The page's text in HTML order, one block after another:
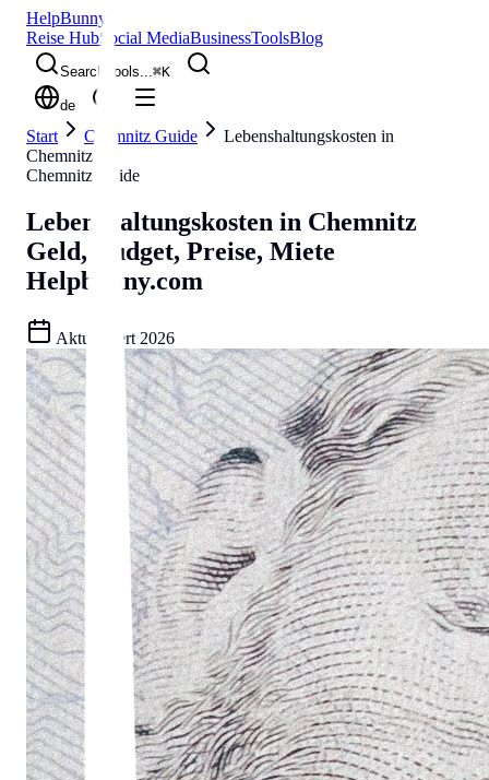
HelpBunny
Reise HubSocial MediaBusinessToolsBlog
Search tools...⌘K
de
Start Chemnitz Guide
Lebenshaltungskosten in
Chemnitz
Chemnitz Guide
Lebenshaltungskosten in Chemnitz
Geld, Budget, Preise, Miete
Helpbunny.com
Aktualisiert 2026